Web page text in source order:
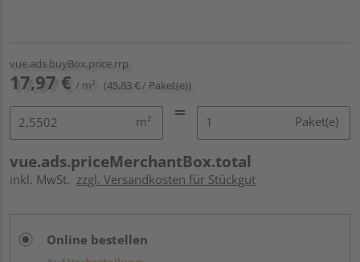
vue.ads.buyBox.price.rrp
17,97 € / m² (45,83 € / Paket(e))
m² Paket(e)
vue.ads.priceMerchantBox.total
inkl. MwSt. zzgl. Versandkosten für Stückgut
Online bestellen